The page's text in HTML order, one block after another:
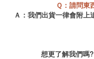
Ｑ：請問東
Ａ：我們出貨一律會附
想更了解我們嗎